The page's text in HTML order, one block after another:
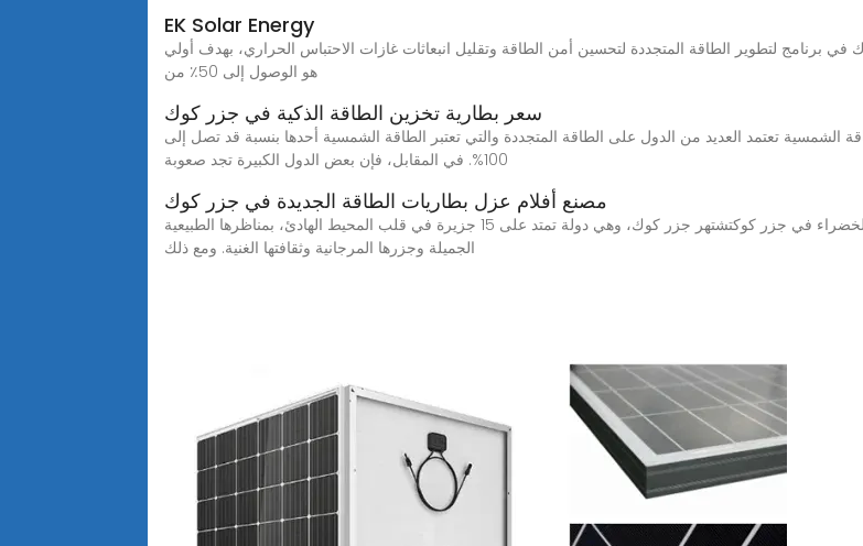
EK Solar Energy
تخزين الطاقة منذ عام 2011، شرعت جزر كوك في برنامج لتطوير الطاقة المتجددة لتحسين أمن الطاقة وتقليل انبعاثات غازات الاحتباس الحراري، بهدف أولي
هو الوصول إلى 50٪ من
سعر بطارية تخزين الطاقة الذكية في جزر كوك
الشمسية تعتمد العديد من الدول على الطاقة المتجددة والتي تعتبر الطاقة الشمسية أحدها بنسبة قد تصل إلى
100%. في المقابل، فإن بعض الدول الكبيرة تجد صعوبة
مصنع أفلام عزل بطاريات الطاقة الجديدة في جزر كوك
الاستدامة والمبادرات الخضراء في جزر كوك #الاستدامة والمبادرات الخضراء في جزر كوكتشتهر جزر كوك، وهي دولة تمتد على 15 جزيرة في قلب المحيط الهادئ، بمناظرها الطبيعية
الجميلة وجزرها المرجانية وثقافتها الغنية. ومع ذلك